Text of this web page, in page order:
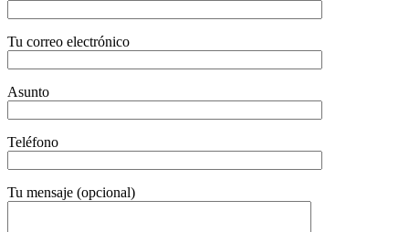
Tu correo electrónico
Asunto
Teléfono
Tu mensaje (opcional)